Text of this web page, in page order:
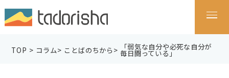
TOP > コラム> ことばのちから > 「弱気な自分や必死な自分が
毎日闘っている」